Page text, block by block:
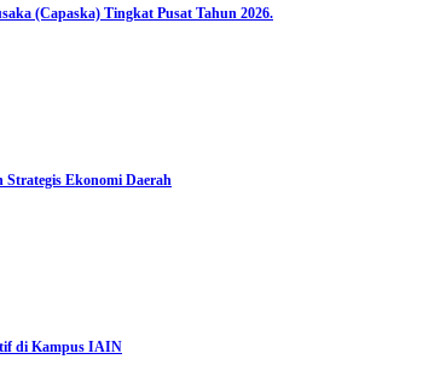
(Capaska) Tingkat Pusat Tahun 2026.
Strategis Ekonomi Daerah
di Kampus IAIN